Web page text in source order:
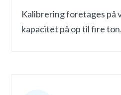
Kalibrering foretages på
kapacitet på op til fire ton.